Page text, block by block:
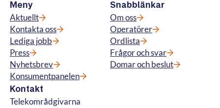
Meny
Aktuellt
Kontakta oss
Lediga jobb
Press
Nyhetsbrev
Konsumentpanelen
Snabblänkar
Om oss
Operatörer
Ordlista
Frågor och svar
Domar och beslut
Kontakt
Telekområdgivarna